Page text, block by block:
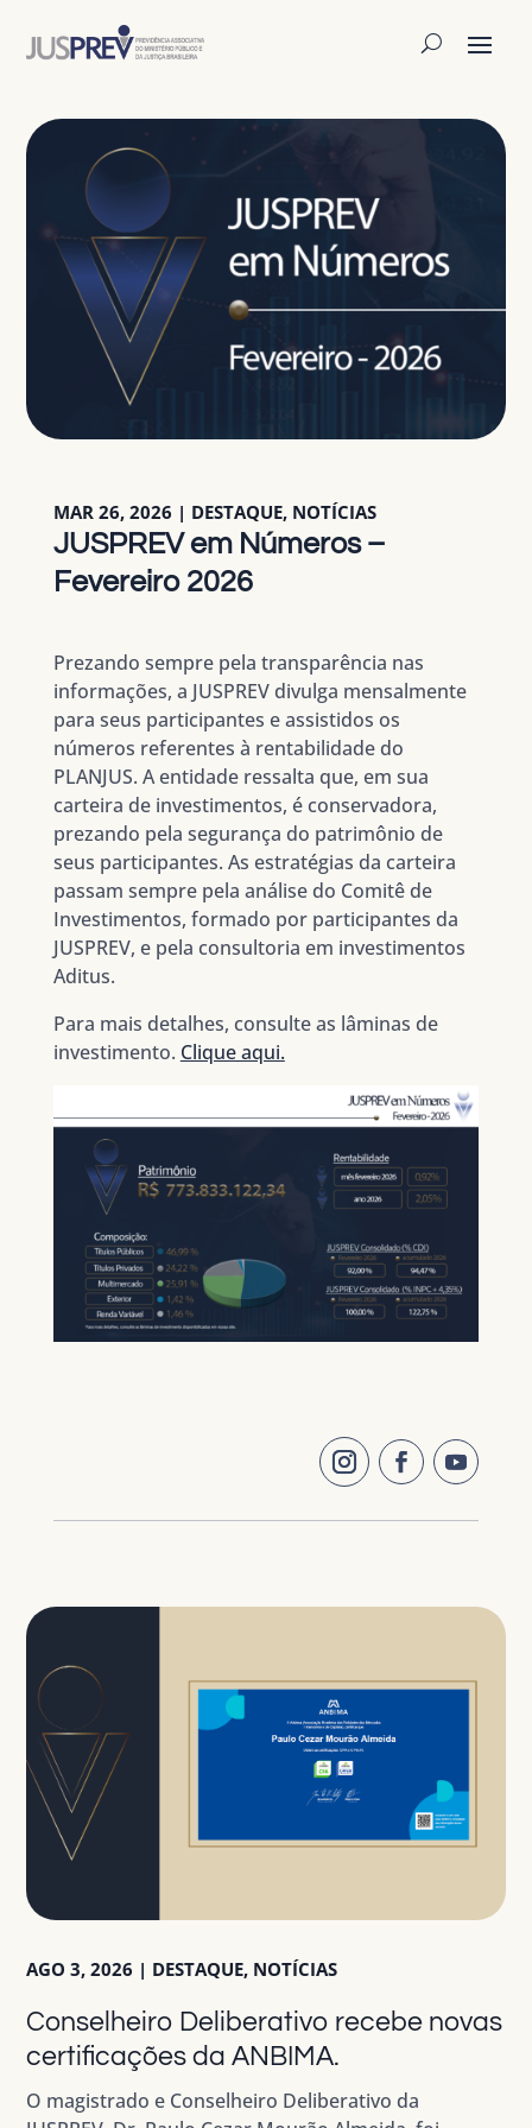
JUSPREV em Números –
Fevereiro 2026
MAR 26, 2026 | DESTAQUE, NOTÍCIAS
Prezando sempre pela transparência nas
informações, a JUSPREV divulga mensalmente
para seus participantes e assistidos os
números referentes à rentabilidade do
PLANJUS. A entidade ressalta que, em sua
carteira de investimentos, é conservadora,
prezando pela segurança do patrimônio de
seus participantes. As estratégias da carteira
passam sempre pela análise do Comitê de
Investimentos, formado por participantes da
JUSPREV, e pela consultoria em investimentos
Aditus.
Para mais detalhes, consulte as lâminas de
investimento. Clique aqui.
Conselheiro Deliberativo recebe novas
certificações da ANBIMA.
AGO 3, 2026 | DESTAQUE, NOTÍCIAS
O magistrado e Conselheiro Deliberativo da